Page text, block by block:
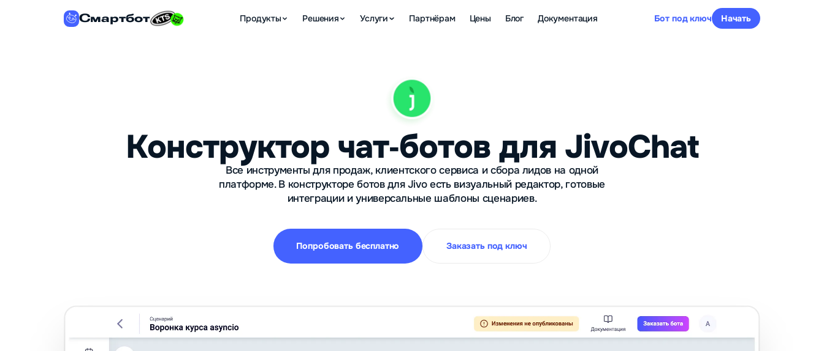
Смартбот Продукты Решения Услуги Партнёрам Цены Блог Документация Бот под ключ Начать
Конструктор чат‑ботов для JivoChat
Все инструменты для продаж, клиентского сервиса и сбора лидов на одной
платформе. В конструкторе ботов для Jivo есть визуальный редактор, готовые
интеграции и универсальные шаблоны сценариев.
Попробовать бесплатно Заказать под ключ